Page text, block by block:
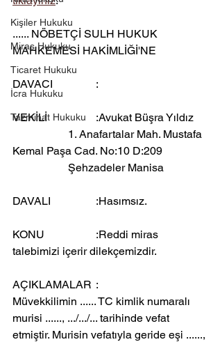
Kişiler Hukuku
Miras Hukuku
Ticaret Hukuku
İcra Hukuku
Tazminat Hukuku
...... NÖBETÇİ SULH HUKUK
MAHKEMESİ HAKİMLİĞİ'NE
DAVACI		:
VEKİLİ		:Avukat Büşra Yıldız
Kemal Paşa Cad. No:10 D:209
		Şehzadeler Manisa
DAVALI		:Hasımsız.
KONU		:Reddi miras
talebimizi içerir dilekçemizdir.
AÇIKLAMALAR	:
Müvekkilimin ...... TC kimlik numaralı
murisi ......, .../.../... tarihinde vefat
etmiştir. Murisin vefatıyla geride eşi ......,